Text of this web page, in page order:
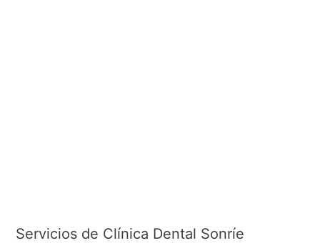
Servicios de Clínica Dental Sonríe